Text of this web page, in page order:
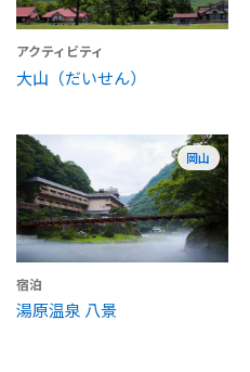
アクティビティ
大山（だいせん）
岡山
宿泊
湯原温泉 八景